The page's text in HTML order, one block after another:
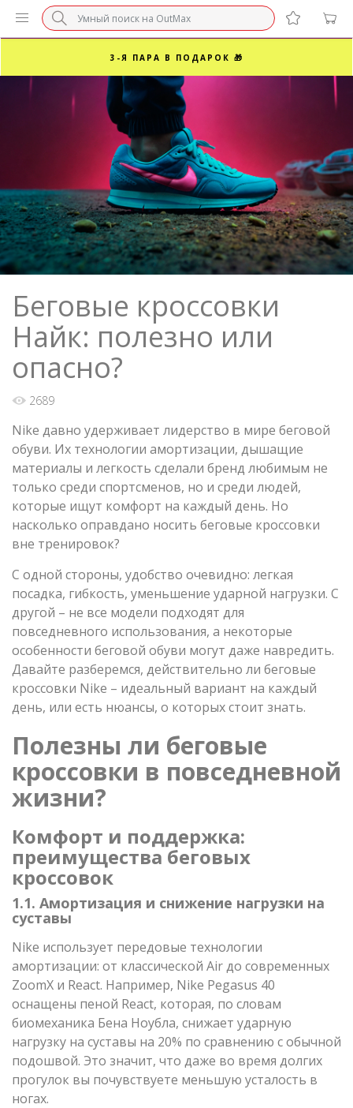
БЕЗ НАЦЕНКИ МАРКЕТПЛЕЙСОВ ⚡ ВАШ РАЗМЕР
3-Я ПАРА В ПОДАРОК 🎁
ПОСЛЕДНИЕ РАЗМЕРЫ ОТ 1500₽⚡️
СУПЕРАКЦИЯ 🔥 2-Я ПАРА -50%
Беговые кроссовки
Найк: полезно или
опасно?
2689
Nike давно удерживает лидерство в мире беговой
обуви. Их технологии амортизации, дышащие
материалы и легкость сделали бренд любимым не
только среди спортсменов, но и среди людей,
которые ищут комфорт на каждый день. Но
насколько оправдано носить беговые кроссовки
вне тренировок?
С одной стороны, удобство очевидно: легкая
посадка, гибкость, уменьшение ударной нагрузки. С
другой – не все модели подходят для
повседневного использования, а некоторые
особенности беговой обуви могут даже навредить.
Давайте разберемся, действительно ли беговые
кроссовки Nike – идеальный вариант на каждый
день, или есть нюансы, о которых стоит знать.
Полезны ли беговые
кроссовки в повседневной
жизни?
Комфорт и поддержка:
преимущества беговых
кроссовок
1.1. Амортизация и снижение нагрузки на
суставы
Nike использует передовые технологии
амортизации: от классической Air до современных
ZoomX и React. Например, Nike Pegasus 40
оснащены пеной React, которая, по словам
биомеханика Бена Ноубла, снижает ударную
нагрузку на суставы на 20% по сравнению с обычной
подошвой. Это значит, что даже во время долгих
прогулок вы почувствуете меньшую усталость в
ногах.